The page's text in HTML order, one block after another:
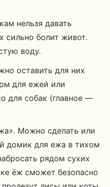
нельзя давать
сильно болит живот.
воду.
оставить для них
для ежей или
для собак (главное —
Можно сделать или
домик для ежа в тихом
рядом сухих
ёж сможет безопасно